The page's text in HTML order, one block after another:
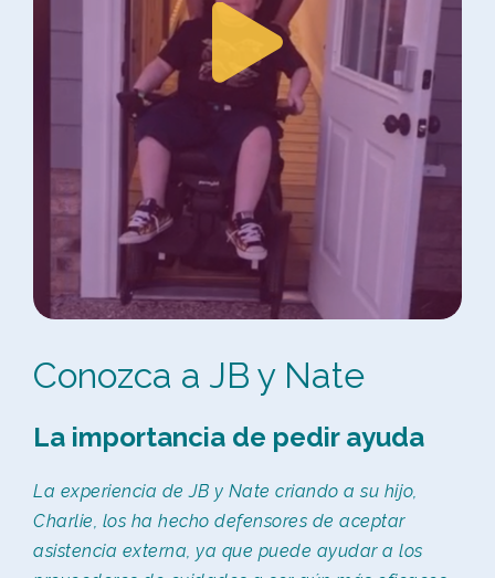
Conozca a JB y Nate
La importancia de pedir ayuda
La experiencia de JB y Nate criando a su hijo,
Charlie, los ha hecho defensores de aceptar
asistencia externa, ya que puede ayudar a los